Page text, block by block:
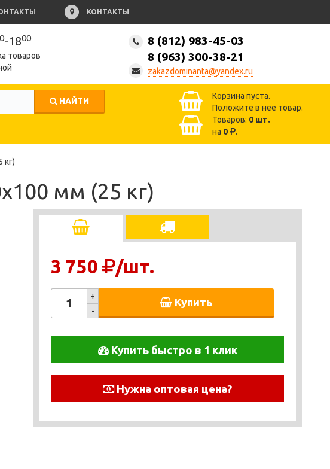
КОНТАКТЫ
-1800
товаров
8 (812) 983-45-03
8 (963) 300-38-21
zakazdominanta@yandex.ru
НАЙТИ
Корзина пуста.
Положите в нее товар.
Товаров: 0 шт.
на 0 .
кг)
мм (25 кг)
3 750 /шт.
+
-
Купить
Купить быстро в 1 клик
Нужна оптовая цена?